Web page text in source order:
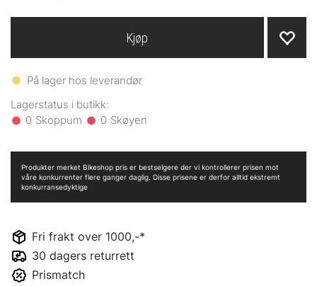
På lager hos leverandør
0 0
Kjøp
Fri frakt over 1000,-*
30 dagers returrett
Prismatch
Produkter merket Bikeshop pris er bestselgere der vi kontrollerer prisen mot
våre konkurrenter flere ganger daglig. Disse prisene er derfor alltid ekstremt
konkurransedyktige